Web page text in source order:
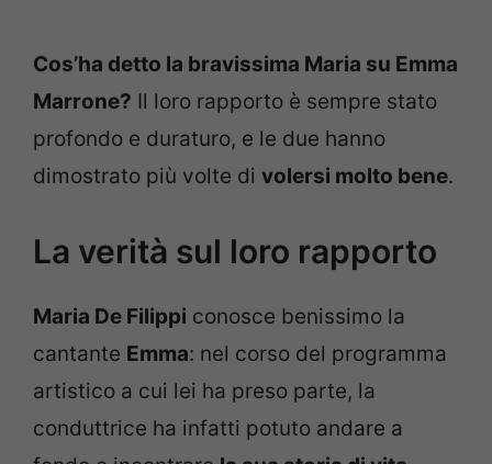
Cos’ha detto la bravissima Maria su Emma
Marrone? Il loro rapporto è sempre stato
profondo e duraturo, e le due hanno
dimostrato più volte di volersi molto bene.
La verità sul loro rapporto
Maria De Filippi conosce benissimo la
cantante Emma: nel corso del programma
artistico a cui lei ha preso parte, la
conduttrice ha infatti potuto andare a